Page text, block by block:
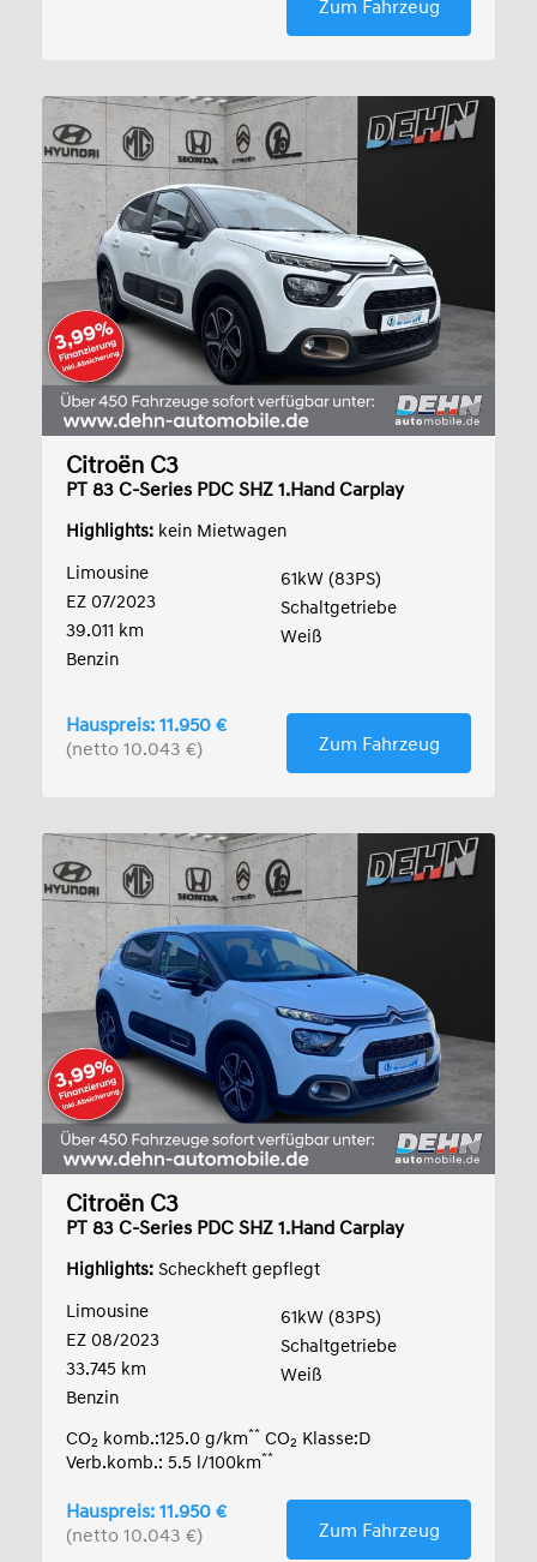
Zum Fahrzeug
Citroën C3
PT 83 C-Series PDC SHZ 1.Hand Carplay
Highlights: kein Mietwagen
Limousine
EZ 07/2023
39.011 km
Benzin
61kW (83PS)
Schaltgetriebe
Weiß
Hauspreis: 11.950 €
(netto 10.043 €)
Zum Fahrzeug
Citroën C3
PT 83 C-Series PDC SHZ 1.Hand Carplay
Highlights: Scheckheft gepflegt
Limousine
EZ 08/2023
33.745 km
Benzin
61kW (83PS)
Schaltgetriebe
Weiß
CO2 komb.:125.0 g/km** CO2 Klasse:D
Verb.komb.: 5.5 l/100km**
Hauspreis: 11.950 €
(netto 10.043 €)
Zum Fahrzeug